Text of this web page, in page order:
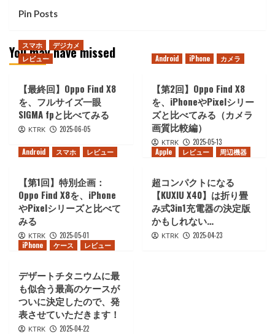
Pin Posts
You may have missed
スマホ
デジカメ
レビュー
【最終回】Oppo Find X8
を、フルサイズ一眼
SIGMA fpと比べてみる
KTRK 2025-06-05
Android iPhone カメラ
【第2回】Oppo Find X8
を、iPhoneやPixelシリー
ズと比べてみる（カメラ
画質比較編）
KTRK
2025-05-13
Android
スマホ レビュー
【第1回】特別企画：
Oppo Find X8を、iPhone
やPixelシリーズと比べて
みる
KTRK 2025-05-01
Apple レビュー 周辺機器
超コンパクトになる
【KUXIU X40】は折り畳
み式3in1充電器の決定版
かもしれない…
KTRK
2025-04-23
iPhone
ケース レビュー
デザートチタニウムに最
も似合う最高のケースが
ついに決定したので、発
表させていただきます！
KTRK 2025-04-22